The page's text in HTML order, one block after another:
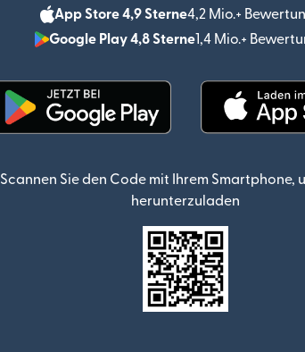
App Store 4,9 Sterne4,2 Mio.+
Google Play 4,8 Sterne1,4 Mio.+
Scannen Sie den Code mit Ihrem Smartphone,
herunterzuladen